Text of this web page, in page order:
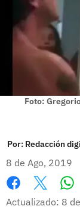
Foto:
Por: Redacción
8 de Ago, 2019
Facebook
X
Actualizado: 8